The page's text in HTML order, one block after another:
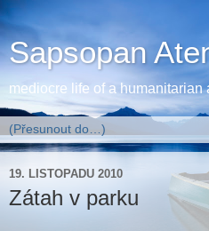
Sapsopan
mediocre life of a humanitarian
19. LISTOPADU 2010
Zátah v parku